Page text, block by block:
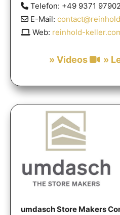
Telefon: +49 9371
E-Mail:
Web: reinhold-
»
» Videos
umdasch Store Makers